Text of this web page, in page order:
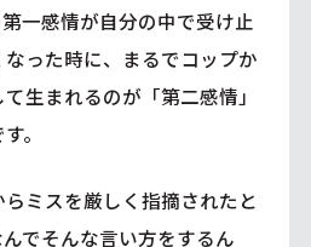
一感情が自分の中で受け止
った時に、まるでコップか
生まれるのが「第二感情」
。
ミスを厳しく指摘されたと
でそんな言い方をするん